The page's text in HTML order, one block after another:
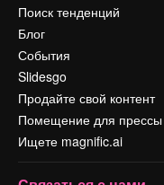
Поиск тенденций
Блог
События
Slidesgo
Продайте свой контент
Помещение для прессы
Ищете magnific.ai